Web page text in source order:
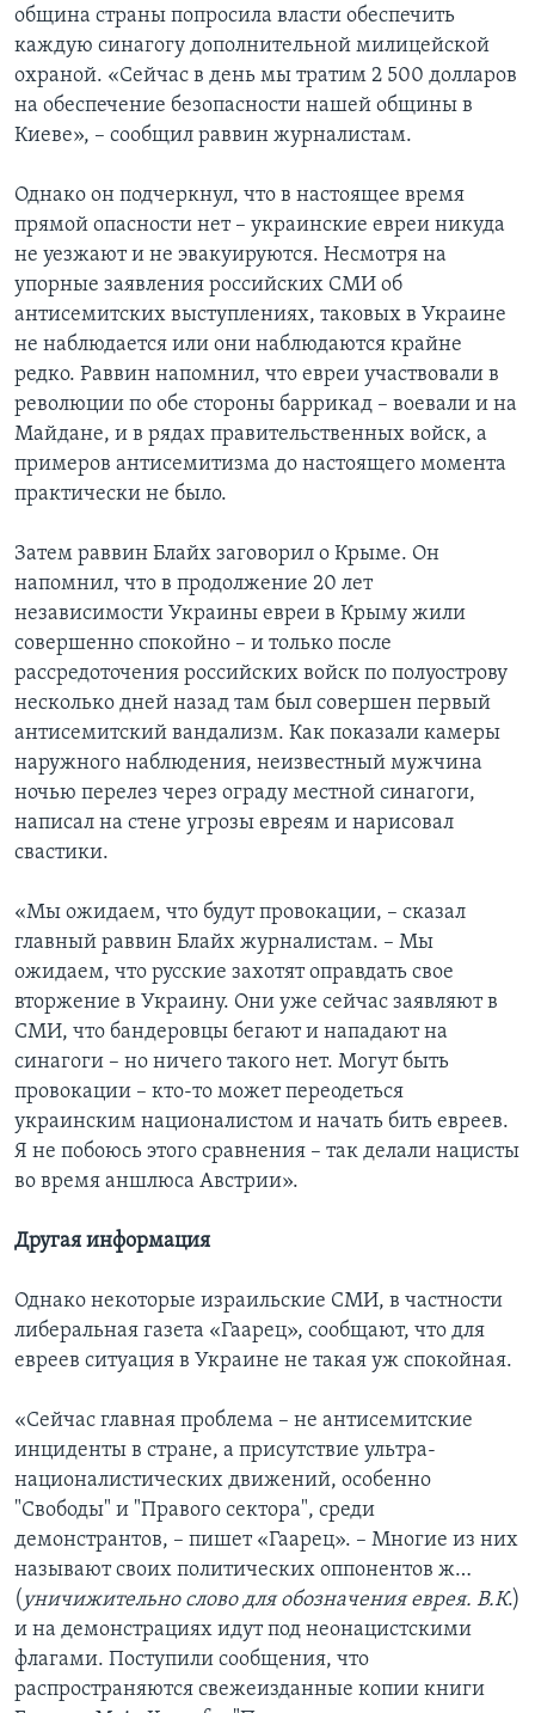
община страны попросила власти обеспечить
каждую синагогу дополнительной милицейской
охраной. «Сейчас в день мы тратим 2 500 долларов
на обеспечение безопасности нашей общины в
Киеве», – сообщил раввин журналистам.
Однако он подчеркнул, что в настоящее время
прямой опасности нет – украинские евреи никуда
не уезжают и не эвакуируются. Несмотря на
упорные заявления российских СМИ об
антисемитских выступлениях, таковых в Украине
не наблюдается или они наблюдаются крайне
редко. Раввин напомнил, что евреи участвовали в
революции по обе стороны баррикад – воевали и на
Майдане, и в рядах правительственных войск, а
примеров антисемитизма до настоящего момента
практически не было.
Затем раввин Блайх заговорил о Крыме. Он
напомнил, что в продолжение 20 лет
независимости Украины евреи в Крыму жили
совершенно спокойно – и только после
рассредоточения российских войск по полуострову
несколько дней назад там был совершен первый
антисемитский вандализм. Как показали камеры
наружного наблюдения, неизвестный мужчина
ночью перелез через ограду местной синагоги,
написал на стене угрозы евреям и нарисовал
свастики.
«Мы ожидаем, что будут провокации, – сказал
главный раввин Блайх журналистам. – Мы
ожидаем, что русские захотят оправдать свое
вторжение в Украину. Они уже сейчас заявляют в
СМИ, что бандеровцы бегают и нападают на
синагоги – но ничего такого нет. Могут быть
провокации – кто-то может переодеться
украинским националистом и начать бить евреев.
Я не побоюсь этого сравнения – так делали нацисты
во время аншлюса Австрии».
Другая информация
Однако некоторые израильские СМИ, в частности
либеральная газета «Гаарец», сообщают, что для
евреев ситуация в Украине не такая уж спокойная.
«Сейчас главная проблема – не антисемитские
инциденты в стране, а присутствие ультра-
националистических движений, особенно
"Свободы" и "Правого сектора", среди
демонстрантов, – пишет «Гаарец». – Многие из них
называют своих политических оппонентов ж…
( уничижительно слово для обозначения еврея. В.К.)
и на демонстрациях идут под неонацистскими
флагами. Поступили сообщения, что
распространяются свежеизданные копии книги